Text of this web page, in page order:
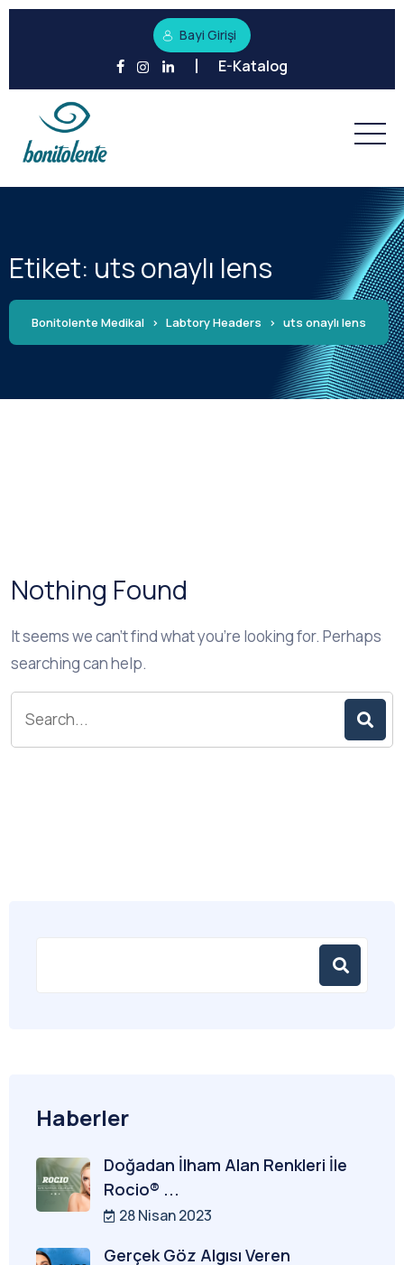
Bayi Girişi
E-Katalog
Etiket: uts onaylı lens
Bonitolente Medikal > Labtory Headers > uts onaylı lens
Nothing Found
It seems we can’t find what you’re looking for. Perhaps
searching can help.
Haberler
Doğadan İlham Alan Renkleri İle
Rocio® ...
28 Nisan 2023
Gerçek Göz Algısı Veren